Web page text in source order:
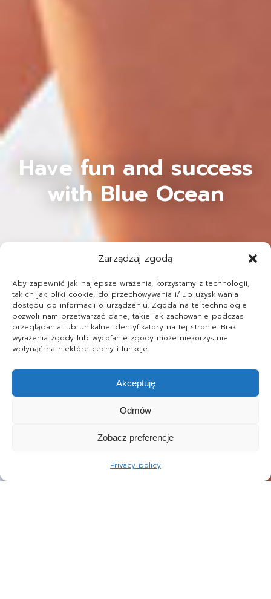
Zarządzaj zgodą
Aby zapewnić jak najlepsze wrażenia, korzystamy z technologii,
takich jak pliki cookie, do przechowywania i/lub uzyskiwania
dostępu do informacji o urządzeniu. Zgoda na te technologie
pozwoli nam przetwarzać dane, takie jak zachowanie podczas
przeglądania lub unikalne identyfikatory na tej stronie. Brak
wyrażenia zgody lub wycofanie zgody może niekorzystnie
wpłynąć na niektóre cechy i funkcje.
Akceptuję
Odmów
Zobacz preferencje
Privacy policy
Have fun and success
with Blue Ocean